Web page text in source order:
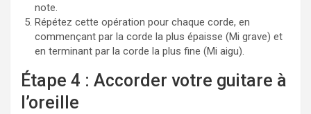
note.
Répétez cette opération pour chaque corde, en
commençant par la corde la plus épaisse (Mi grave) et
en terminant par la corde la plus fine (Mi aigu).
Étape 4 : Accorder votre guitare à
l’oreille